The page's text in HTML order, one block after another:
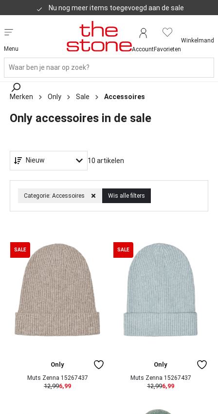
Klanten geven ons een 8,8
Menu AccountFavorieten
Winkelmand
Merken Only Sale Accessoires
Only accessoires in de sale
Categorie: Accessoires Wis alle filters
Nieuw 10 artikelen
SALE
Only
Muts Zenna 15267437
12,996,99
SALE
Only
Muts Zenna 15267437
12,996,99